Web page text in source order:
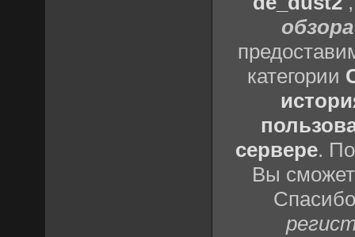
категории
сервере.
Вы